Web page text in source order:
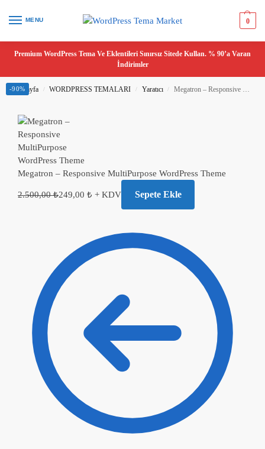
MENU 0
Premium WordPress Tema Ve Eklentileri Sınırsız Sitede Kullan. % 90’a Varan
İndirimler
Ana Sayfa / WORDPRESS TEMALARI / Yaratıcı / Megatron – Responsive MultiPurpose WordPress Theme
Megatron – Responsive MultiPurpose WordPress Theme
2.500,00₺249,00 ₺ + KDV Sepete Ekle
-90%